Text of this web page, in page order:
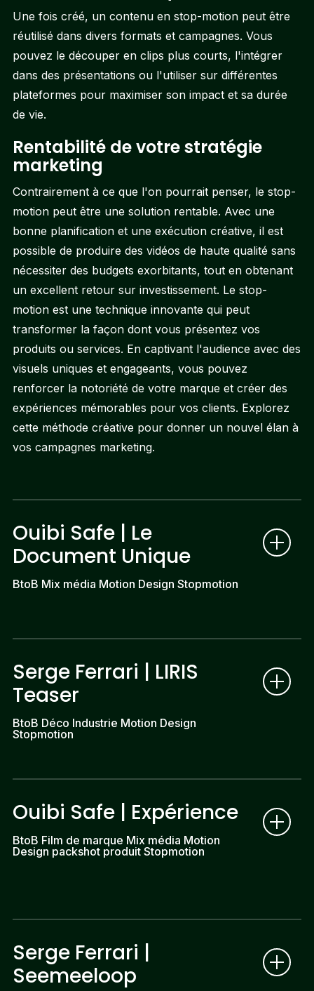
Une fois créé, un contenu en stop-motion peut être
réutilisé dans divers formats et campagnes. Vous
pouvez le découper en clips plus courts, l'intégrer
dans des présentations ou l'utiliser sur différentes
plateformes pour maximiser son impact et sa durée
de vie.
Rentabilité de votre stratégie
marketing
Contrairement à ce que l'on pourrait penser, le stop-
motion peut être une solution rentable. Avec une
bonne planification et une exécution créative, il est
possible de produire des vidéos de haute qualité sans
nécessiter des budgets exorbitants, tout en obtenant
un excellent retour sur investissement. Le stop-
motion est une technique innovante qui peut
transformer la façon dont vous présentez vos
produits ou services. En captivant l'audience avec des
visuels uniques et engageants, vous pouvez
renforcer la notoriété de votre marque et créer des
expériences mémorables pour vos clients. Explorez
cette méthode créative pour donner un nouvel élan à
vos campagnes marketing.
Ouibi Safe | Le
Document Unique
BtoB Mix média Motion Design Stopmotion
Serge Ferrari | LIRIS
Teaser
BtoB Déco Industrie Motion Design
Stopmotion
Ouibi Safe | Expérience
BtoB Film de marque Mix média Motion
Design packshot produit Stopmotion
Serge Ferrari |
Seemeeloop